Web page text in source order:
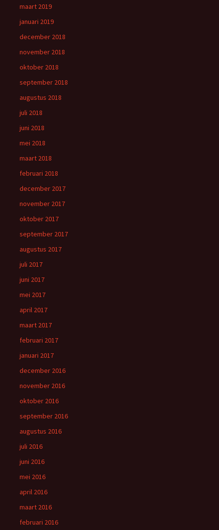
maart 2019
januari 2019
december 2018
november 2018
oktober 2018
september 2018
augustus 2018
juli 2018
juni 2018
mei 2018
maart 2018
februari 2018
december 2017
november 2017
oktober 2017
september 2017
augustus 2017
juli 2017
juni 2017
mei 2017
april 2017
maart 2017
februari 2017
januari 2017
december 2016
november 2016
oktober 2016
september 2016
augustus 2016
juli 2016
juni 2016
mei 2016
april 2016
maart 2016
februari 2016